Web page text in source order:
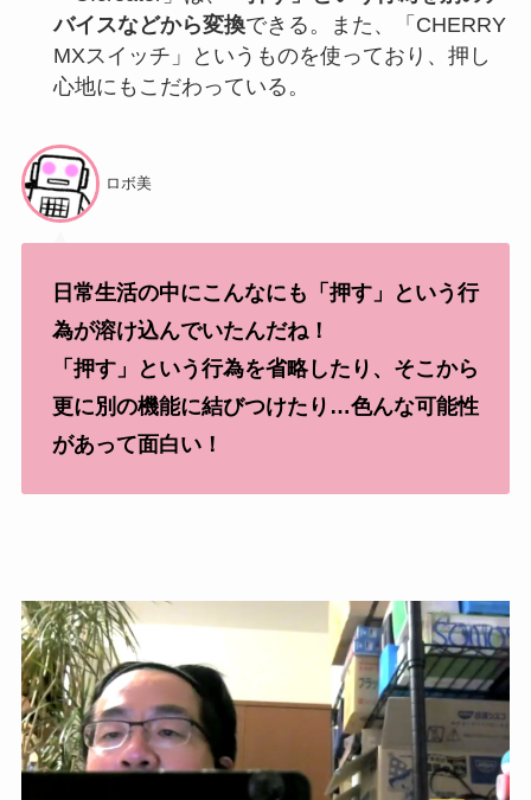
バイスなどから変換できる。また、「CHERRY
MXスイッチ」というものを使っており、押し
心地にもこだわっている。
ロボ美
日常生活の中にこんなにも「押す」という行
為が溶け込んでいたんだね！
「押す」という行為を省略したり、そこから
更に別の機能に結びつけたり…色んな可能性
があって面白い！